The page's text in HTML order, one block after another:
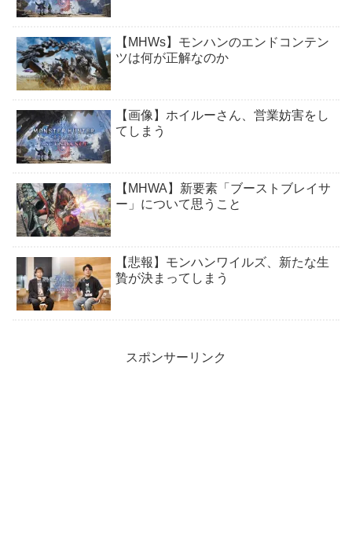
【MHWs】モンハンのエンドコンテン
ツは何が正解なのか
【画像】ホイルーさん、営業妨害をし
てしまう
【MHWA】新要素「ブーストブレイサ
ー」について思うこと
【悲報】モンハンワイルズ、新たな生
贄が決まってしまう
スポンサーリンク